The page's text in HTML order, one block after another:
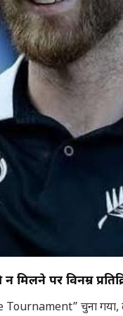
पर विनम्र
चुना गया,